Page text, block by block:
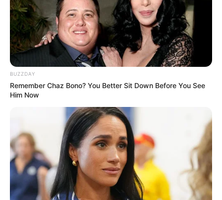
(foto: humble-homes)
9. Hunian berbentuk kotak memberikan kesan
minimalis, sentuhan kayu dan tamanan membuat
rumah tak tampak kaku
BUZZDAY
Remember Chaz Bono? You Better Sit Down Before You See
Him Now